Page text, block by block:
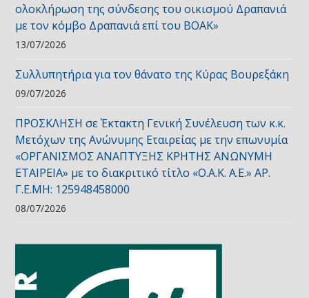
ολοκλήρωση της σύνδεσης του οικισμού Δραπανιά
με τον κόμβο Δραπανιά επί του ΒΟΑΚ»
13/07/2026
Συλλυπητήρια για τον θάνατο της Κύρας Βουρεξάκη
09/07/2026
ΠΡΟΣΚΛΗΣΗ σε Έκτακτη Γενική Συνέλευση των κ.κ.
Μετόχων της Ανώνυμης Εταιρείας με την επωνυμία
«ΟΡΓΑΝΙΣΜΟΣ ΑΝΑΠΤΥΞΗΣ ΚΡΗΤΗΣ ΑΝΩΝΥΜΗ
ΕΤΑΙΡΕΙΑ» με το διακριτικό τίτλο «Ο.Α.Κ. Α.Ε.» ΑΡ.
Γ.Ε.ΜΗ: 125948458000
08/07/2026